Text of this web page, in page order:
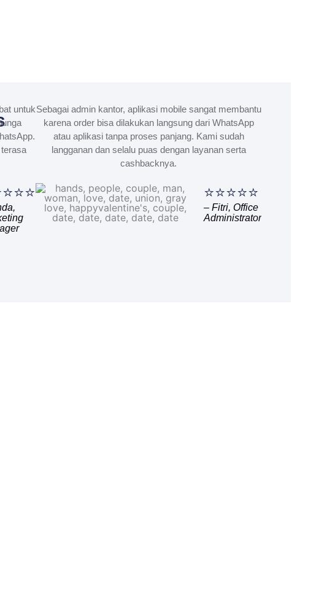
untukSebagai admin kantor, aplikasi mobile sangat membantu
karena order bisa dilakukan langsung dari WhatsApp
atau aplikasi tanpa proses panjang. Kami sudah
langganan dan selalu puas dengan layanan serta
cashbacknya.
⭐⭐⭐⭐⭐
– Fitri, Office
Administrator